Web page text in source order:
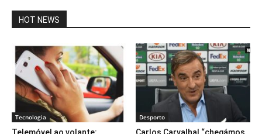
HOT NEWS
Tecnologia Desporto